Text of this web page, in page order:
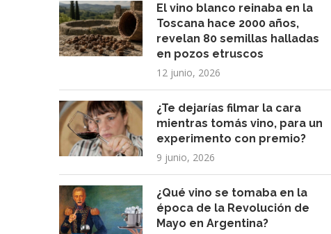
El vino blanco reinaba en la
Toscana hace 2000 años,
revelan 80 semillas halladas
en pozos etruscos
12 junio, 2026
¿Te dejarías filmar la cara
mientras tomás vino, para un
experimento con premio?
9 junio, 2026
¿Qué vino se tomaba en la
época de la Revolución de
Mayo en Argentina?